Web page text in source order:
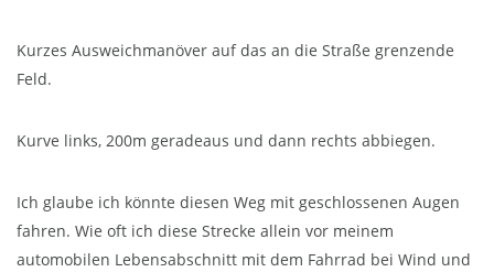
Kurzes Ausweichmanöver auf das an die Straße grenzende
Feld.
Kurve links, 200m geradeaus und dann rechts abbiegen.
Ich glaube ich könnte diesen Weg mit geschlossenen Augen
fahren. Wie oft ich diese Strecke allein vor meinem
automobilen Lebensabschnitt mit dem Fahrrad bei Wind und